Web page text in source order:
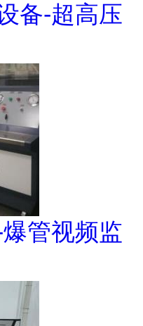
备-超高压
管视频监